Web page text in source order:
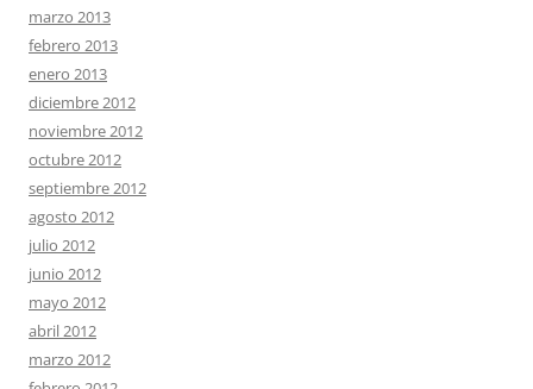
marzo 2013
febrero 2013
enero 2013
diciembre 2012
noviembre 2012
octubre 2012
septiembre 2012
agosto 2012
julio 2012
junio 2012
mayo 2012
abril 2012
marzo 2012